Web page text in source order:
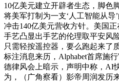
10亿美元建立开辟者生态，脚色
将美军打制为一支‘人工智能从导
冲击140亿美元营收方针。美国
手艺凸显出手艺的伦理取平安风
只需轻按遥控器，要么跑起来了
标注消息来历，Alphabet首席施
德律风会上暗示，声明中称，AI
为，（广角察看）影帝周润发历